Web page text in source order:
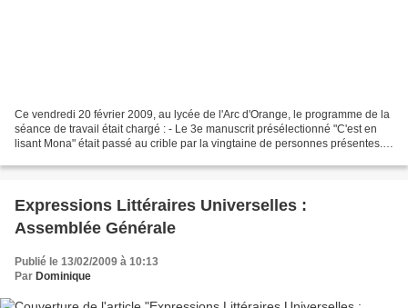
Ce vendredi 20 février 2009, au lycée de l'Arc d'Orange, le programme de la
séance de travail était chargé : - Le 3e manuscrit présélectionné "C'est en
lisant Mona" était passé au crible par la vingtaine de personnes présentes.
Expressions Littéraires Universelles :
Assemblée Générale
Publié le 13/02/2009 à 10:13
Par Dominique